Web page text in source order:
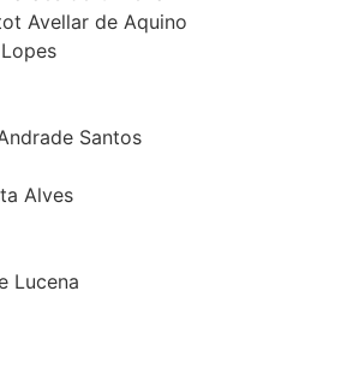
Avellar de Aquino
Santos
Alves
Lucena